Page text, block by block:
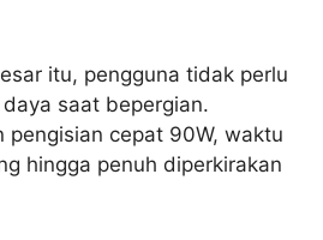
itu, pengguna tidak perlu
saat bepergian.
pengisian cepat 90W, waktu
hingga penuh diperkirakan